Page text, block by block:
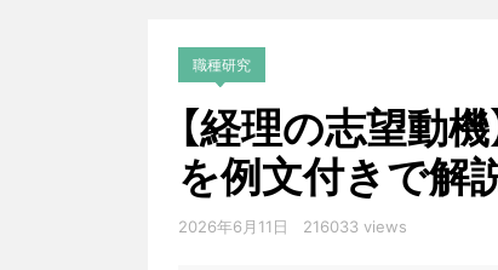
職種研究
【経理の志望動
を例文付きで解
2026年6月11日 216033 views